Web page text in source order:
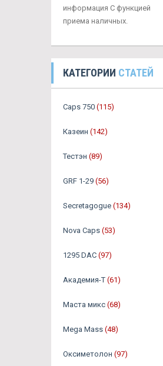
информация С функцией
приема наличных.
КАТЕГОРИИ СТАТЕЙ
Caps 750 (115)
Казеин (142)
Тестэн (89)
GRF 1-29 (56)
Secretagogue (134)
Nova Caps (53)
1295 DAC (97)
Академия-Т (61)
Маста микс (68)
Mega Mass (48)
Оксиметолон (97)